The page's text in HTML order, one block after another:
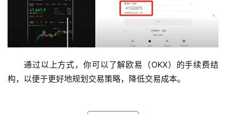
通过以上方式，你可以了解欧易（OKX）的手续费结
构，以便于更好地规划交易策略，降低交易成本。